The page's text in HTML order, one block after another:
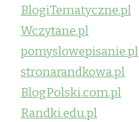
BlogiTematyczne.pl
Wczytane.pl
pomyslowepisanie.pl
stronarandkowa.pl
BlogPolski.com.pl
Randki.edu.pl